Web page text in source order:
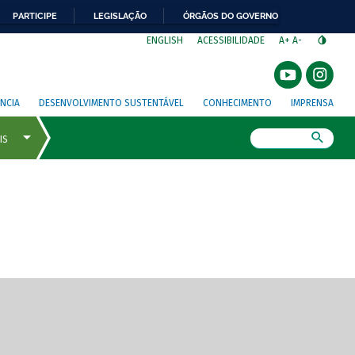
PARTICIPE LEGISLAÇÃO ÓRGÃOS DO GOVERNO
ENGLISH ACESSIBILIDADE A+ A-
DESENVOLVIMENTO SUSTENTÁVEL CONHECIMENTO IMPRENSA
de tela